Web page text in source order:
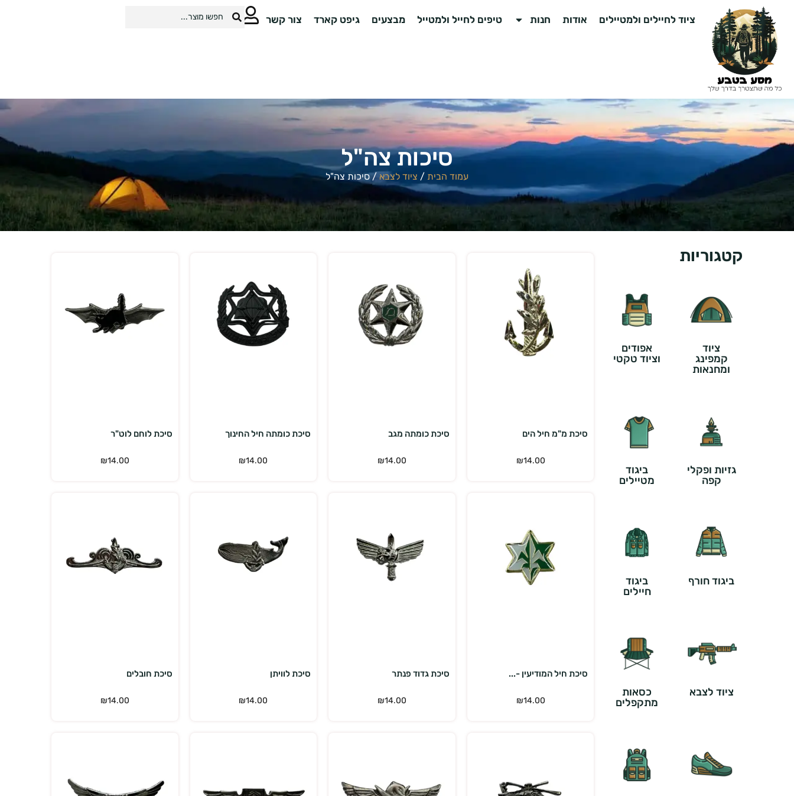
ציוד לחיילים ולמטיילים אודות חנות טיפים לחייל ולמטייל מבצעים גיפט קארד צור קשר
סיכות צה"ל
עמוד הבית / ציוד לצבא / סיכות צה"ל
קטגוריות
ציוד
קמפינג
ומחנאות
אפודים
וציוד טקטי
גזיות ופקלי
קפה
ביגוד
מטיילים
ביגוד חורף
ביגוד
חיילים
ציוד לצבא
כסאות
מתקפלים
סיכת מ"מ חיל הים
₪14.00
סיכת כומתה מגב
₪14.00
סיכת כומתה חיל החינוך
₪14.00
סיכת לוחם לוט"ר
₪14.00
סיכת חיל המודיעין -...
₪14.00
סיכת גדוד פנתר
₪14.00
סיכת לוויתן
₪14.00
סיכת חובלים
₪14.00